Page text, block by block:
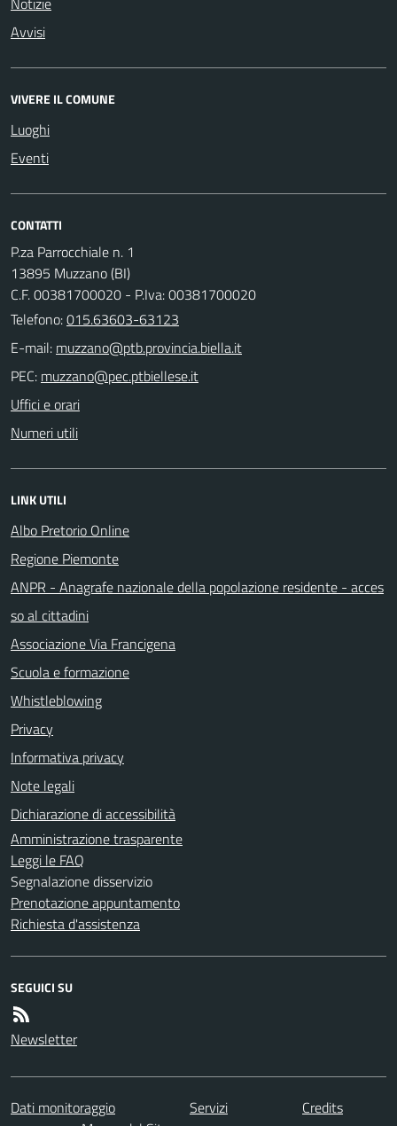
Avvisi
VIVERE IL COMUNE
Luoghi
Eventi
CONTATTI
P.za Parrocchiale n. 1
13895 Muzzano (BI)
C.F. 00381700020 - P.Iva: 00381700020
Telefono:015.63603-63123
E-mail:
PEC:
Uffici e orari
Numeri utili
LINK UTILI
Albo Pretorio Online
Regione Piemonte
ANPR - Anagrafe nazionale della popolazione residente - acces
so al cittadini
Associazione Via Francigena
Scuola e formazione
Whistleblowing
Privacy
Informativa privacy
Note legali
Dichiarazione di accessibilità
Amministrazione trasparente
Leggi le FAQ
Segnalazione disservizio
Prenotazione appuntamento
Richiesta d'assistenza
SEGUICI SU
Newsletter
Dati monitoraggio Servizi
Credits